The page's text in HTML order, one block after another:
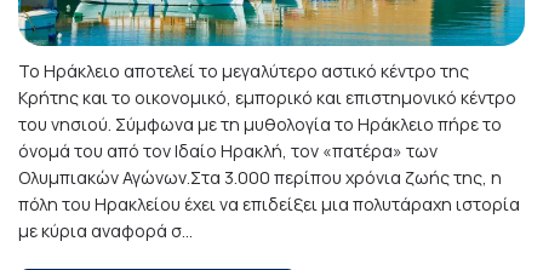
Το Ηράκλειο αποτελεί το μεγαλύτερο αστικό κέντρο της
Κρήτης και το οικονομικό, εμπορικό και επιστημονικό κέντρο
του νησιού. Σύμφωνα με τη μυθολογία το Ηράκλειο πήρε το
όνομά του από τον Ιδαίο Ηρακλή, τον «πατέρα» των
Ολυμπιακών Αγώνων.Στα 3.000 περίπου χρόνια ζωής της, η
πόλη του Ηρακλείου έχει να επιδείξει μια πολυτάραχη ιστορία
με κύρια αναφορά σ...